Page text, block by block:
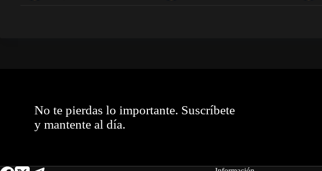
No te pierdas lo importante. Suscríbete
y mantente al día.